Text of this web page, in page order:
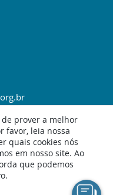
Imaculada
prover a melhor
favor, leia nossa
quais cookies nós
em nosso site. Ao
que podemos